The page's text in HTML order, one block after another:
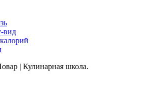
вид
| Кулинарная школа.